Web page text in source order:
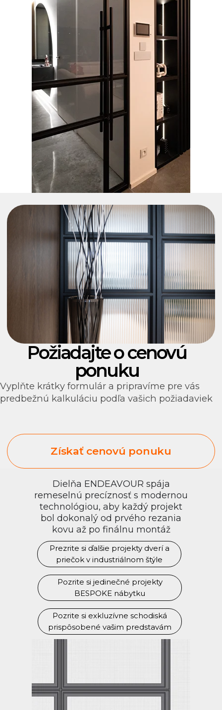
Prezrite si ďalšie projekty dverí a
priečok v industriálnom štýle
Pozrite si jedinečné projekty
BESPOKE nábytku
Pozrite si exkluzívne schodiská
prispôsobené vašim predstavám
Dielňa ENDEAVOUR spája
remeselnú precíznosť s modernou
technológiou, aby každý projekt
bol dokonalý od prvého rezania
kovu až po finálnu montáž